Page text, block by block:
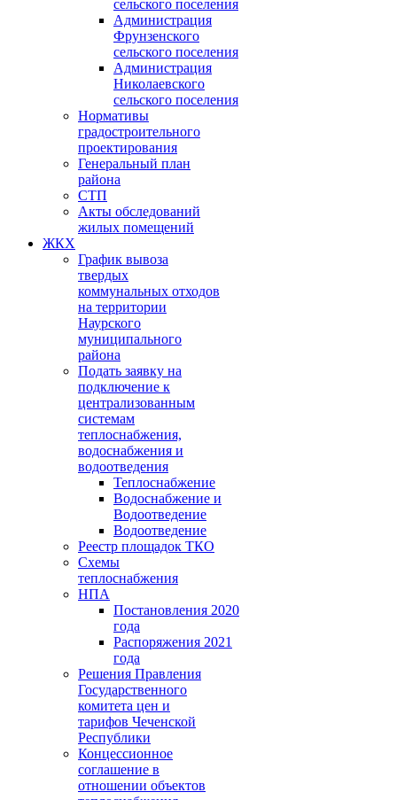
сельского поселения
Администрация
Фрунзенского
сельского поселения
Администрация
Николаевского
сельского поселения
Нормативы
градостроительного
проектирования
Генеральный план
района
СТП
Акты обследований
жилых помещений
ЖКХ
График вывоза
твердых
коммунальных отходов
на территории
Наурского
муниципального
района
Подать заявку на
подключение к
централизованным
системам
теплоснабжения,
водоснабжения и
водоотведения
Теплоснабжение
Водоснабжение и
Водоотведение
Водоотведение
Реестр площадок ТКО
Схемы
теплоснабжения
НПА
Постановления 2020
года
Распоряжения 2021
года
Решения Правления
Государственного
комитета цен и
тарифов Чеченской
Республики
Концессионное
соглашение в
отношении объектов